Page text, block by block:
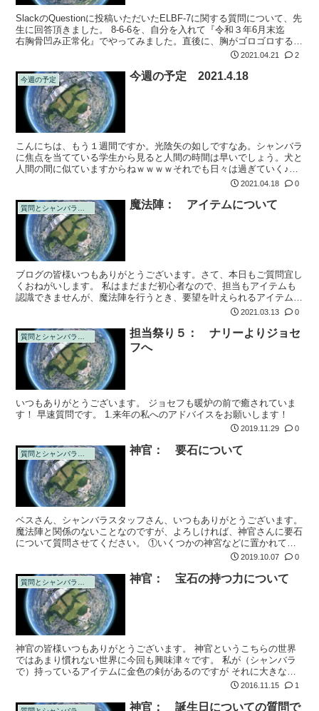
SlackのQuestionに投稿いただいたELBF-7に関する質問について、先
生に回答頂きました。 8-6-6を、自分を入れて『令和３年6月末迄
右胸骨凹み正常化』でやってみました。直後に、胸がゴロゴロする感
じや、胸の中で風船のようなものが膨らむような感覚が...2021.04.21 2
今週の予定 今週の予定 2021.4.18
こんにちは、もう１週間ですか。光陰矢の如しですなあ。シャンバラ
に焦点を当てている学生から見ると人間の時間は早いでしょう。犬と
人間の間に似ていますからねｗｗｗｗそれでも日々は過ぎていく♪
その中でもELBFもあと２回。今夜はアイテムをします。夜１０時か
2021.04.18 0
魔法陣： アイテムについて
ブログの皆様いつもありがとうございます。さて、本日もご質問宜し
くおねがいします。 私はまだまだ初心者なので、担当もアイテムも
認識できませんが、魔法陣を行うとき、要望を叶えられるアイテムを
所持していた場合（例えば小槌など）心のなかで担当に「アイテムを
2021.03.13 0
担当祭り５： ナリーよりジョセ
フへ
いつもありがとうございます。 ジョセフも暖炉の前で癒されていま
す！ 早速質問です。 1.来年の私へのアドバイスをお願いします！
2019.11.29 0
神官： 要石について
ベスさん、シャンバラスタッフさん、いつもありがとうございます。
魔法陣と関係のないことなのですが、よろしければ、神官さんに要石
について質問させてください。 ①いくつかの神宮などに置かれてい
2019.10.07 0
神官： 宝石の持つ力について
神官の皆様いつもありがとうございます。 神官というこちらの世界
ではあまり慣れない世界に今回も興味津々です。 私が（シャンバラ
で）持っているアイテムに金色の剣があるのですが それに大きなタ
ーコイズがはめ込まれています。 その力の意味を教えてください。
2016.11.15 1
神官： 誕生日についての質問で